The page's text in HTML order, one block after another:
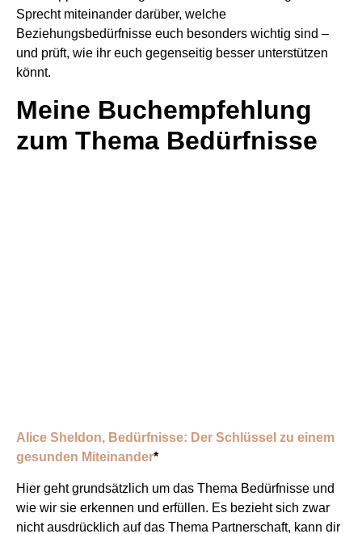
Sprecht miteinander darüber, welche
Beziehungsbedürfnisse euch besonders wichtig sind –
und prüft, wie ihr euch gegenseitig besser unterstützen
könnt.
Meine Buchempfehlung
zum Thema Bedürfnisse
Alice Sheldon, Bedürfnisse: Der Schlüssel zu einem
gesunden Miteinander*
Hier geht grundsätzlich um das Thema Bedürfnisse und
wie wir sie erkennen und erfüllen. Es bezieht sich zwar
nicht ausdrücklich auf das Thema Partnerschaft, kann dir